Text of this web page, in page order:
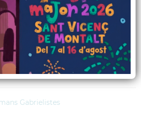
Paranoia
Gabrielistes
Gabrielistes